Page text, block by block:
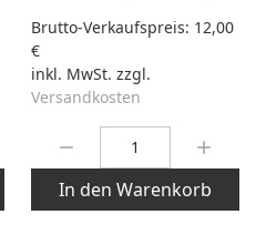
Brutto-Verkaufspreis: 12,00
€
inkl. MwSt. zzgl.
Versandkosten
In den Warenkorb